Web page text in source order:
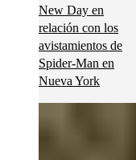
New Day en
relación con los
avistamientos de
Spider-Man en
Nueva York